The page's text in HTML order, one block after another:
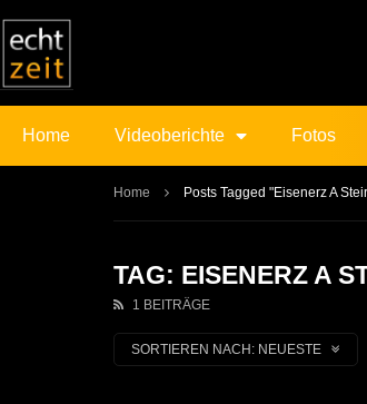
Home Videoberichte Fotos
Home Posts Tagged "Eisenerz A
TAG: EISENERZ A
1 BEITRÄGE
SORTIEREN NACH: NEUESTE